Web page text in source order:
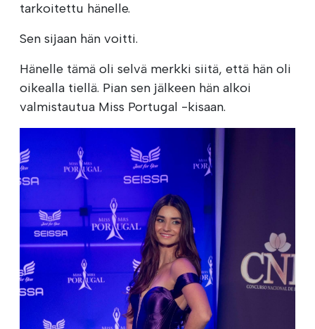
tarkoitettu hänelle.
Sen sijaan hän voitti.
Hänelle tämä oli selvä merkki siitä, että hän oli
oikealla tiellä. Pian sen jälkeen hän alkoi
valmistautua Miss Portugal -kisaan.